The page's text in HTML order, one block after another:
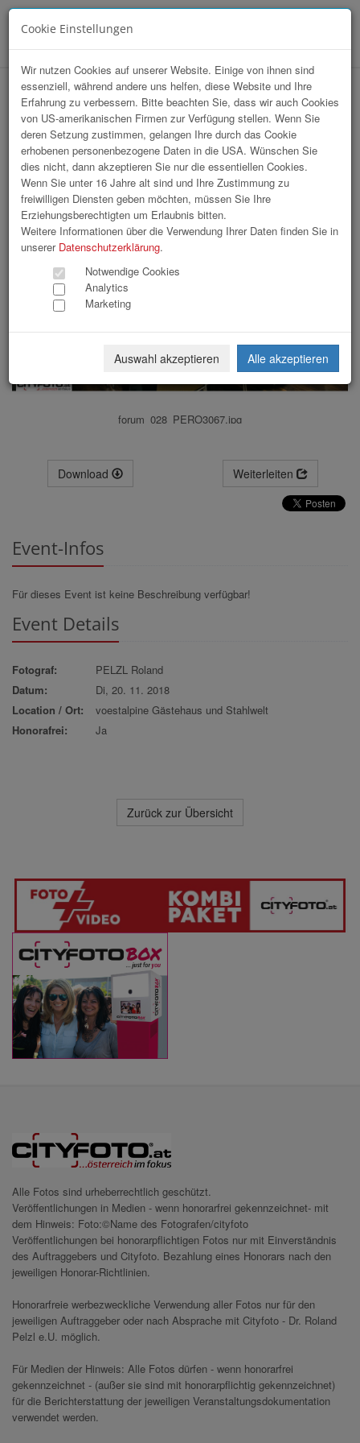
Business Upper Austria | Business &
Technology Forum Tag 1 und 2
forum_028_PERO3067.jpg
Download Weiterleiten
Event-Infos
Für dieses Event ist keine Beschreibung verfügbar!
Event Details
Fotograf:
PELZL Roland
Datum:
Di, 20. 11. 2018
Location / Ort:
voestalpine Gästehaus und Stahlwelt
Honorafrei:
Ja
Zurück zur Übersicht
Alle Fotos sind urheberrechtlich geschützt.
Veröffentlichungen in Medien - wenn honorarfrei gekennzeichnet- mit
dem Hinweis: Foto:©Name des Fotografen/cityfoto
Veröffentlichungen bei honorarpflichtigen Fotos nur mit Einverständnis
des Auftraggebers und Cityfoto. Bezahlung eines Honorars nach den
jeweiligen Honorar-Richtlinien.
Honorarfreie werbezweckliche Verwendung aller Fotos nur für den
jeweiligen Auftraggeber oder nach Absprache mit Cityfoto - Dr. Roland
Pelzl e.U. möglich.
Für Medien der Hinweis: Alle Fotos dürfen - wenn honorarfrei
gekennzeichnet - (außer sie sind mit honorarpflichtig gekennzeichnet)
für die Berichterstattung der jeweiligen Veranstaltungsdokumentation
verwendet werden.
Cookie Einstellungen
Wir nutzen Cookies auf unserer Website. Einige von ihnen sind
essenziell, während andere uns helfen, diese Website und Ihre
Erfahrung zu verbessern. Bitte beachten Sie, dass wir auch Cookies
von US-amerikanischen Firmen zur Verfügung stellen. Wenn Sie
deren Setzung zustimmen, gelangen Ihre durch das Cookie
erhobenen personenbezogene Daten in die USA. Wünschen Sie
dies nicht, dann akzeptieren Sie nur die essentiellen Cookies.
Wenn Sie unter 16 Jahre alt sind und Ihre Zustimmung zu
freiwilligen Diensten geben möchten, müssen Sie Ihre
Erziehungsberechtigten um Erlaubnis bitten.
Weitere Informationen über die Verwendung Ihrer Daten finden Sie in
unserer Datenschutzerklärung.
Notwendige Cookies
Analytics
Marketing
Auswahl akzeptieren Alle akzeptieren